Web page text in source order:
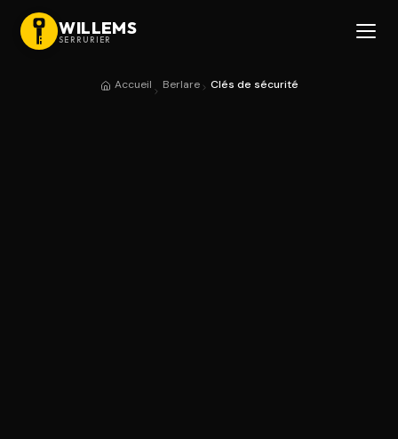
WILLEMS
SERRURIER
Accueil Berlare Clés de sécurité